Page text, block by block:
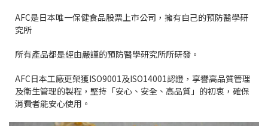
AFC是日本唯一保健食品股票上市公司，擁有自己的預防醫學研
究所
所有產品都是經由嚴謹的預防醫學研究所所研發。
AFC日本工廠更榮獲ISO9001及ISO14001認證，享譽高品質管理
及衛生管理的製程，堅持「安心、安全、高品質」的初衷，確保
消費者能安心使用。